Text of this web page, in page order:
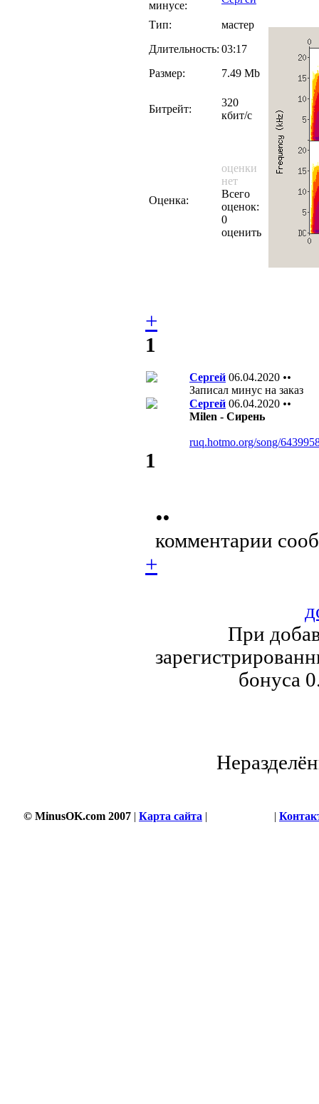
минусе:
Тип:
мастер
Длительность: 03:17
Размер:
7.49 Mb
Битрейт:
320
кбит/с
Оценка:
оценки
нет
Всего
оценок:
0
оценить
+
1
Сергей 06.04.2020 ••
Записал минус на заказ
Сергей 06.04.2020 ••
Milen - Сирень
ruq.hotmo.org/song/
1
••
комментарии
+
При
бонуса
© MinusOK.com 2007 | Карта сайта | |